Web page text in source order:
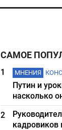
САМОЕ
1 МНЕНИЯ
Путин и
насколько
2
кадровиков